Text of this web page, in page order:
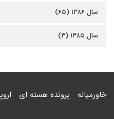
سال ۱۳۸۶ (۶۵)
سال ۱۳۸۵ (۳)
خاورمیانه پرونده هسته ای